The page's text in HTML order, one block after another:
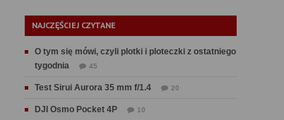
NAJCZĘŚCIEJ CZYTANE
O tym się mówi, czyli plotki i ploteczki z ostatniego
tygodnia
45
Test Sirui Aurora 35 mm f/1.4 20
DJI Osmo Pocket 4P 10